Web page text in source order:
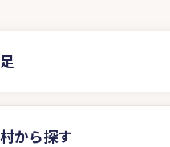
から探す